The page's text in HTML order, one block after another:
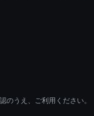
のうえ、ご利用ください。